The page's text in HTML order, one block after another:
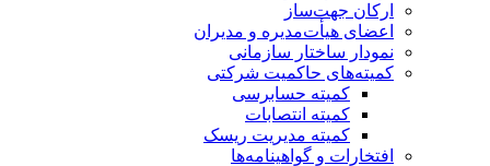
ارکان جهت‌ساز
اعضای هیأت‌مدیره و مدیران
نمودار ساختار سازمانی
کمیته‌های حاکمیت شرکتی
کمیته حسابرسی
کمیته انتصابات
کمیته مدیریت ریسک
افتخارات و گواهینامه‌ها